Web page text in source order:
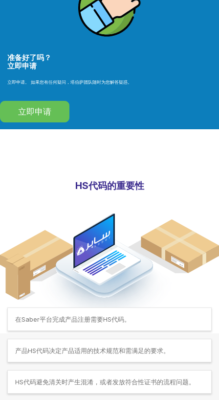
准备好了吗？
立即申请
立即申请。 如果您有任何疑问，塔伯萨团队随时为您解答疑惑。
立即申请
HS代码的重要性
在Saber平台完成产品注册需要HS代码。
产品HS代码决定产品适用的技术规范和需满足的要求。
HS代码避免清关时产生混淆，或者发放符合性证书的流程问题。